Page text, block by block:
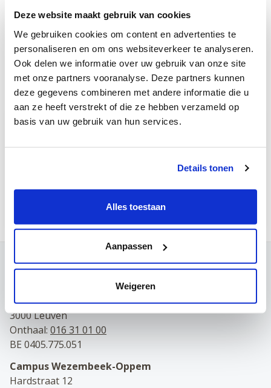
Deze website maakt gebruik van cookies
We gebruiken cookies om content en advertenties te
personaliseren en om ons websiteverkeer te analyseren.
Ook delen we informatie over uw gebruik van onze site
met onze partners vooranalyse. Deze partners kunnen
deze gegevens combineren met andere informatie die u
aan ze heeft verstrekt of die ze hebben verzameld op
basis van uw gebruik van hun services.
Details tonen
Alles toestaan
Aanpassen
Weigeren
Interesse of meer info?
Contacteer ons gerust via privébericht of e-mail:
info@doktersminnepoort.be
Telefoon:016 675675
Informatie
Leuven
Contact
Maria Theresiastraat 63 A
3000 Leuven
Onthaal: 016 31 01 00
BE 0405.775.051
Campus Wezembeek-Oppem
Hardstraat 12